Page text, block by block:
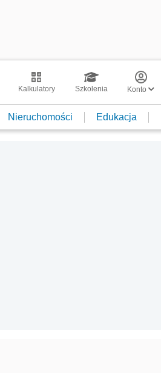
Kalkulatory Szkolenia Konto
Nieruchomości Edukacja